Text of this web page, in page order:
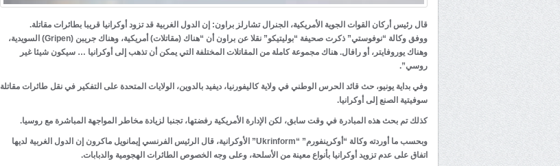
قال رئيس أركان القوات الجوية الأمريكية، الجنرال تشارلز براون: إن الدول الغربية قد تزود أوكرانيا قريبا بطائرات مقاتلة.
ووفق وكالة “نوفوستي” ذكرت صحيفة “بوليتيكو” نقلا عن براون أن “هناك (مقاتلات) أمريكية، وهناك جريبن (Gripen) السويدية،
وهناك يوروفايتر، أو رافال. هناك مجموعة كاملة من المقاتلات المختلفة التي يمكن أن تذهب إلى أوكرانيا … سيكون شيئا غير
روسي”.
وفي بداية يونيو، حث قائد الحرس الوطني في ولاية كاليفورنيا، ديفيد بالدوين، الولايات المتحدة على التفكير في نقل طائرات مقاتلة
سوفيتية الصنع إلى أوكرانيا.
كذلك تم بحث هذه المبادرة في وقت سابق، لكن الإدارة الأمريكية رفضتها، تجنبا لزيادة مخاطر المواجهة المباشرة مع روسيا.
وبحسب ما أوردته وكالة “أوكرينفورم” “Ukrinform” الأوكرانية، قال الرئيس الفرنسي إيمانويل ماكرون إن الدول الغربية لديها
اتفاق على عدم تزويد أوكرانيا بأنواع معينة من الأسلحة، وعلى وجه الخصوص الطائرات الهجومية والدبابات.